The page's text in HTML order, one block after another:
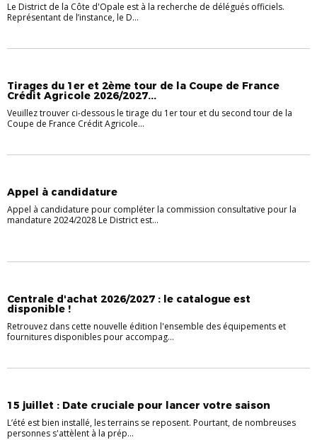
Le District de la Côte d'Opale est à la recherche de délégués officiels.
Représentant de l’instance, le D...
Tirages du 1er et 2ème tour de la Coupe de France
Crédit Agricole 2026/2027...
Veuillez trouver ci-dessous le tirage du 1er tour et du second tour de la
Coupe de France Crédit Agricole...
Appel à candidature
Appel à candidature pour compléter la commission consultative pour la
mandature 2024/2028 Le District est...
Centrale d'achat 2026/2027 : le catalogue est
disponible !
Retrouvez dans cette nouvelle édition l'ensemble des équipements et
fournitures disponibles pour accompag...
15 juillet : Date cruciale pour lancer votre saison
L’été est bien installé, les terrains se reposent. Pourtant, de nombreuses
personnes s'attèlent à la prép...